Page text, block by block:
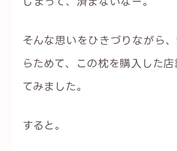
そんな思いをひきづりながら
らためて、この枕を購入した
てみました。
すると。